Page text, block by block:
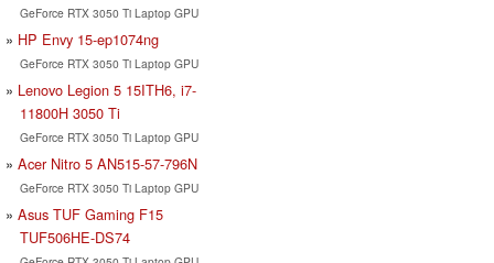
GeForce RTX 3050 Ti Laptop GPU
HP Envy 15-ep1074ng
GeForce RTX 3050 Ti Laptop GPU
Lenovo Legion 5 15ITH6, i7-
11800H 3050 Ti
GeForce RTX 3050 Ti Laptop GPU
Acer Nitro 5 AN515-57-796N
GeForce RTX 3050 Ti Laptop GPU
Asus TUF Gaming F15
TUF506HE-DS74